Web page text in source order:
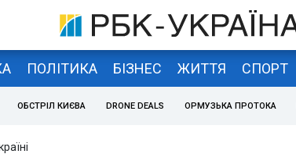
ПОЛІТИКА БІЗНЕС ЖИТТЯ СПОРТ
ОБСТРІЛ КИЄВА DRONE DEALS ОРМУЗЬКА ПРОТОКА